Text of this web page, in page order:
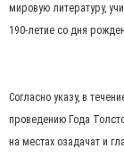
мировую литературу,
190-летие со дня
Согласно указу, в
проведению Года
на местах озадачат и